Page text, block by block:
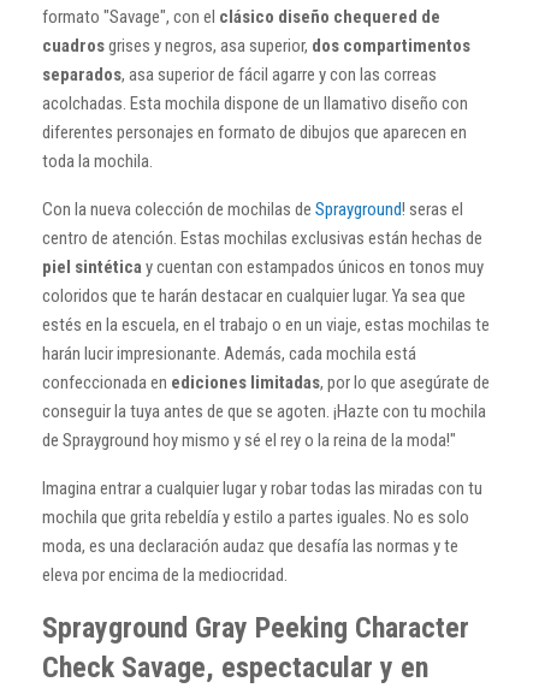
formato "Savage", con el clásico diseño chequered de
cuadrosgrises y negros, asa superior, dos compartimentos
separados, asa superior de fácil agarre y con las correas
acolchadas. Esta mochila dispone de un llamativo diseño con
diferentes personajes en formato de dibujos que aparecen en
toda la mochila.
Con la nueva colección de mochilas de Sprayground! seras el
centro de atención. Estas mochilas exclusivas están hechas de
piel sintéticay cuentan con estampados únicos en tonos muy
coloridos que te harán destacar en cualquier lugar. Ya sea que
estés en la escuela, en el trabajo o en un viaje, estas mochilas te
harán lucir impresionante. Además, cada mochila está
confeccionada en ediciones limitadas, por lo que asegúrate de
conseguir la tuya antes de que se agoten. ¡Hazte con tu mochila
de Sprayground hoy mismo y sé el rey o la reina de la moda!"
Imagina entrar a cualquier lugar y robar todas las miradas con tu
mochila que grita rebeldía y estilo a partes iguales. No es solo
moda, es una declaración audaz que desafía las normas y te
eleva por encima de la mediocridad.
Sprayground Gray Peeking Character
Check Savage, espectacular y en